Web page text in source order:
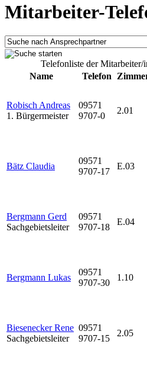
Mitarbeiter-
Telefonliste der Mitarbeiter/
Name
Telefon
Robisch Andreas
1. Bürgermeister
09571
9707-0
2.01
Bätz Claudia
09571
9707-17
E.03
Bergmann Gerd
Sachgebietsleiter
09571
9707-18
E.04
Bergmann Lukas
09571
9707-30
1.10
Biesenecker Rene
Sachgebietsleiter
09571
9707-15
2.05